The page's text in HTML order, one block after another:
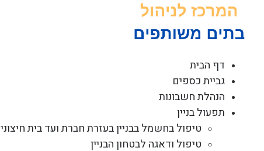
דף הבית
גביית כספים
הנהלת חשבונות
תפעול בניין
טיפול בחשמל בבניין בעזרת חברת ועד בית חיצוני
טיפול ודאגה לבטחון הבניין